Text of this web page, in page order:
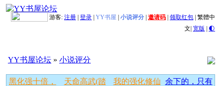
游客: 注册 登录 YY书屋 小说评分 邀请码 领取红包 繁體中
文| 宽版 | 🌓
YY书屋论坛 » 小说评分
黑化强十倍，
天命高武(踏
我的强化修仙 余下的，只有